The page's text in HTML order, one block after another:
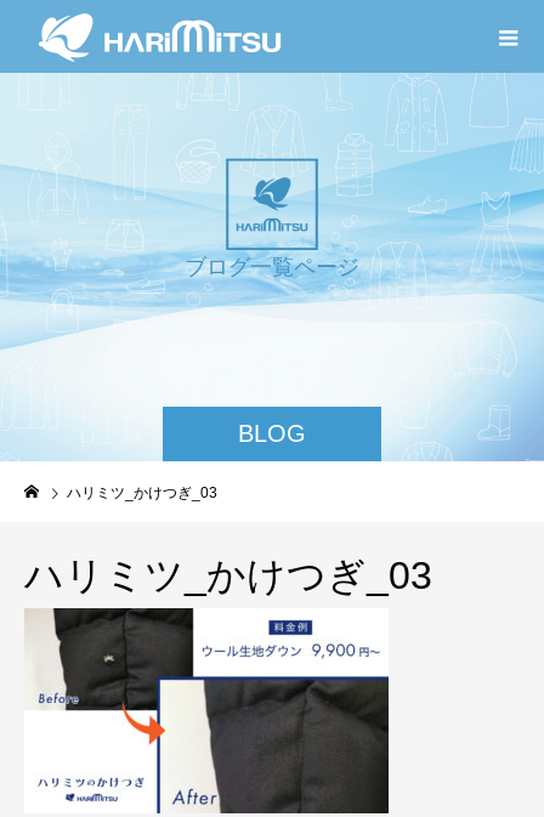
BLOG
ブログ一覧ページ
ハリミツ_かけつぎ_03
ハリミツ_かけつぎ_03